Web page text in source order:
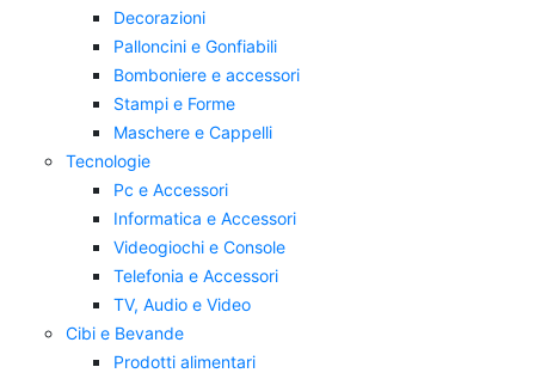
Decorazioni
Palloncini e Gonfiabili
Bomboniere e accessori
Stampi e Forme
Maschere e Cappelli
Tecnologie
Pc e Accessori
Informatica e Accessori
Videogiochi e Console
Telefonia e Accessori
TV, Audio e Video
Cibi e Bevande
Prodotti alimentari